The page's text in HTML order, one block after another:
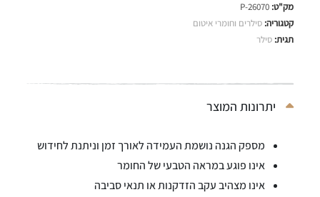
מק"ט:P-26070
קטגוריה:סילרים וחומרי איטום
תגית:סילר
יתרונות המוצר
מספק הגנה נושמת העמידה לאורך זמן וניתנת לחידוש
אינו פוגע במראה הטבעי של החומר
אינו מצהיב עקב הזדקנות או תנאי סביבה